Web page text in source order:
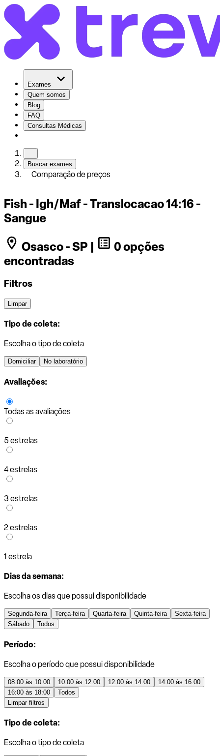
Exames
Quem somos
Blog
FAQ
Consultas Médicas
Buscar exames
Comparação de preços
Fish - Igh/Maf - Translocacao 14:16 -
Sangue
Osasco - SP |
0 opções
encontradas
Filtros
Limpar
Tipo de coleta:
Escolha o tipo de coleta
Domiciliar No laboratório
Avaliações:
Todas as avaliações
5 estrelas
4 estrelas
3 estrelas
2 estrelas
1 estrela
Dias da semana:
Escolha os dias que possui disponibilidade
Segunda-feira Terça-feira Quarta-feira Quinta-feira
Sexta-feira
Sábado
Todos
Período:
Escolha o período que possui disponibilidade
08:00 às 10:00 10:00 às 12:00 12:00 às 14:00
14:00 às 16:00
16:00 às 18:00
Todos
Limpar filtros
Tipo de coleta:
Escolha o tipo de coleta